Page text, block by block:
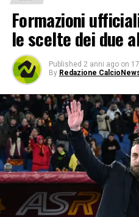
Formazioni
le scelte dei due
Published 2 anni ago on
By Redazione